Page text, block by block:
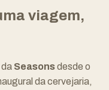
viagem,
Seasonsdesde o
da cervejaria,